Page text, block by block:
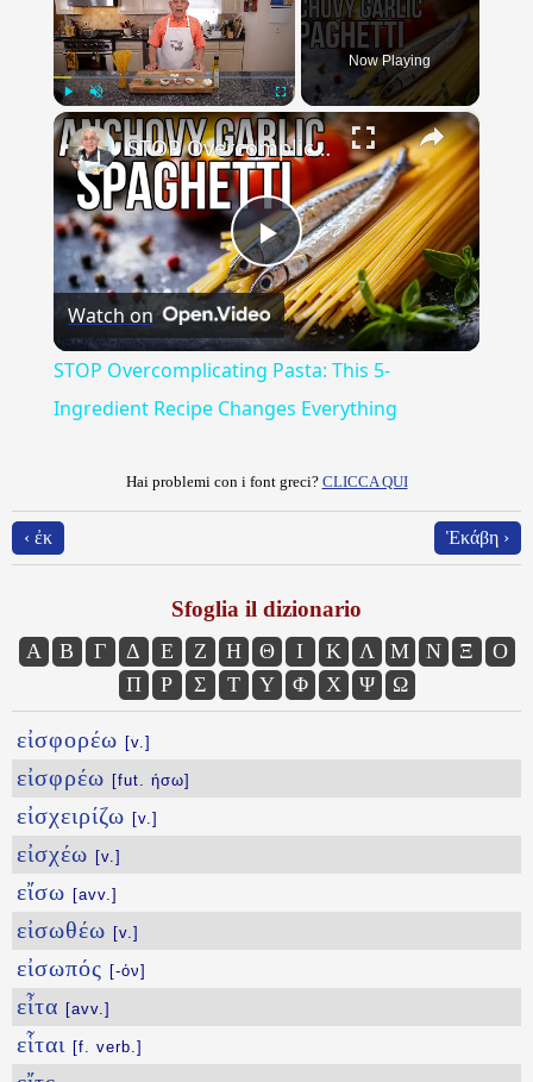
Play Unmute Fullscreen
Now Playing
×
Play
Video
STOP Overcomplicating Pasta: This 5-Ingredient Recipe Changes Everything
Watch on
STOP Overcomplicating Pasta: This 5-
Ingredient Recipe Changes Everything
Hai problemi con i font greci? CLICCA QUI
‹ ἐκ Ἑκάβη ›
Sfoglia il dizionario
Α Β Γ Δ Ε Ζ Η Θ Ι Κ Λ Μ Ν Ξ
Ο
Π
Ρ Σ Τ Υ Φ Χ Ψ Ω
εἰσφορέω [v.]
εἰσφρέω [fut. ήσω]
εἰσχειρίζω [v.]
εἰσχέω [v.]
εἴσω [avv.]
εἰσωθέω [v.]
εἰσωπός [-όν]
εἶτα [avv.]
εἷται [f. verb.]